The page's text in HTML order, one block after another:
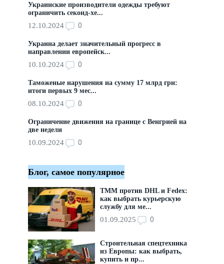
Украинские производители одежды требуют
ограничить секонд-хе...
12.10.2024 0
Украина делает значительный прогресс в
направлении европейск...
10.10.2024 0
Таможеные нарушения на сумму 17 млрд грн:
итоги первых 9 мес...
08.10.2024 0
Ограничение движения на границе с Венгрией на
две недели
10.09.2024 0
Блог, самое популярное
ТММ против DHL и Fedex:
как выбрать курьерскую
службу для ме...
01.09.2025 0
Строительная спецтехника
из Европы: как выбрать,
купить и пр...